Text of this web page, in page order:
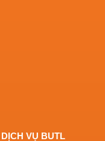
VỤ BUTL